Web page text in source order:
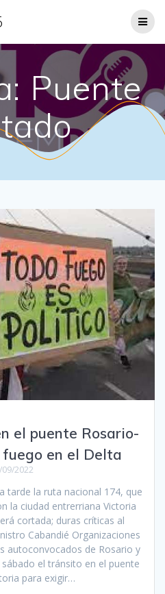
Puente
el puente Rosario-
en el Delta
09/2022
tarde la ruta nacional 174, que
la ciudad entrerriana Victoria
cortada; duras críticas al
Cabandié Organizaciones
autoconvocados de Rosario y
el tránsito en el puente
para exigir…